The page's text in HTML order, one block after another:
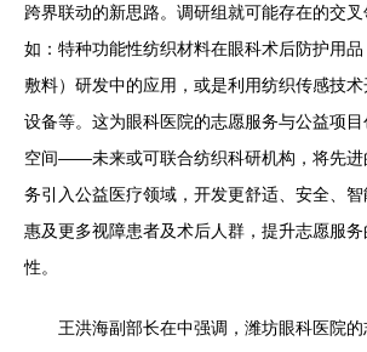
跨界联动的新思路。调研组就可能存在的交
如：特种功能性纺织材料在眼科术后防护用
敷料）研发中的应用，或是利用纺织传感技
设备等。这为眼科医院的志愿服务与公益项
空间——未来或可联合纺织科研机构，将先进
务引入公益医疗领域，开发更舒适、安全、
惠及更多视障患者及术后人群，提升志愿服
性。
王洪海副部长在中强调，潍坊眼科医院